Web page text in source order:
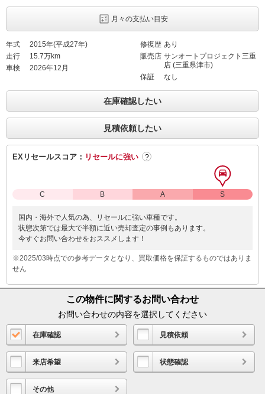
月々の支払い目安
年式
2015年(平成27年)
走行
15.7万km
車検
2026年12月
修復歴 あり
販売店 サンオートプロジェクト三重
店 (三重県津市)
保証
なし
在庫確認したい
見積依頼したい
EXリセールスコア： リセールに強い ?
C B A S
国内・海外で人気の為、リセールに強い車種です。
状態次第では最大で半額に近い売却査定の事例もあります。
今すぐお問い合わせをおススメします！
※2025/03時点での参考データとなり、買取価格を保証するものではありま
せん
この物件に関するお問い合わせ
お問い合わせの内容を選択してください
在庫確認 見積依頼
来店希望 状態確認
その他